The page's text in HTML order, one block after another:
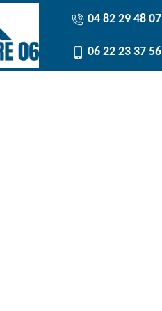
04 82 29 48 07
06 22 23 37 56
Nous contacter